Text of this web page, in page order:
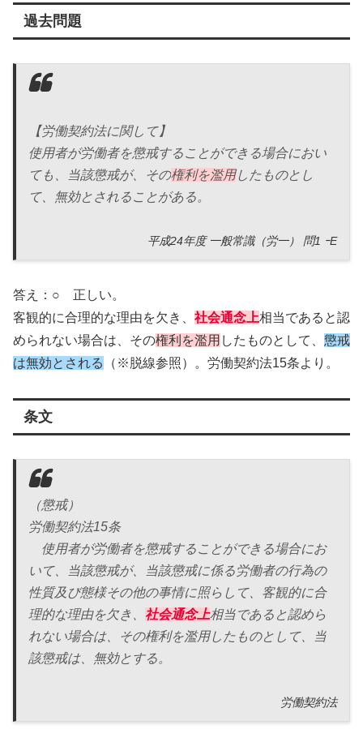
過去問題
【労働契約法に関して】
使用者が労働者を懲戒することができる場合におい
ても、当該懲戒が、その権利を濫用したものとし
て、無効とされることがある。
平成24年度 一般常識（労一） 問1 ｰE
答え：○ 正しい。
客観的に合理的な理由を欠き、 社会通念上相当であると認
められない場合は、その権利を濫用 したものとして、 懲戒
は無効とされる
（※脱線参照）。労働契約法15条より。
条文
（懲戒）
労働契約法15条
使用者が労働者を懲戒することができる場合にお
いて、当該懲戒が、当該懲戒に係る労働者の行為の
性質及び態様その他の事情に照らして、客観的に合
理的な理由を欠き、 社会通念上相当であると認めら
れない場合は、その権利を濫用したものとして、当
該懲戒は、無効とする。
労働契約法